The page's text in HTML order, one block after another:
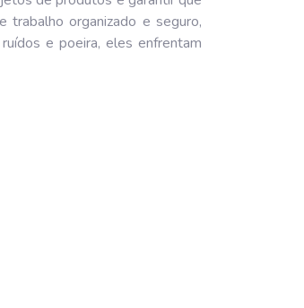
organizado e seguro,
e poeira, eles enfrentam